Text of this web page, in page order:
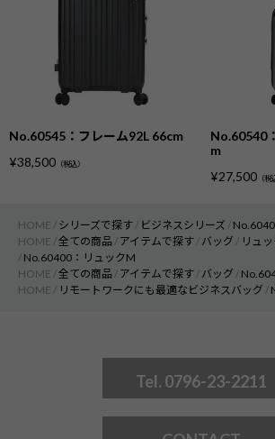
No.60545：フレーム92L 66cm
¥38,500 （税込）
No.60540
m
¥27,500 （税
HOME シリーズで探す ビジネスシリーズ
HOME 全ての商品 アイテムで探す バッグ
リュ
No.60400：リュックM
HOME 全ての商品 アイテムで探す バッグ
HOME
リモートワークにも最適なビジネスバッグ
Tel. 0796-23-2211